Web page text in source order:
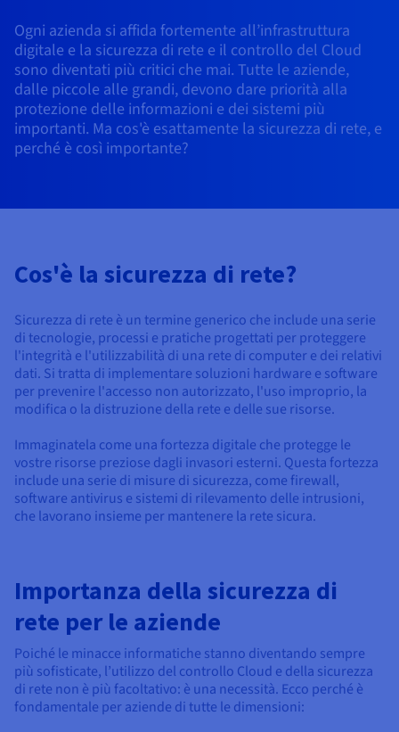
Quantum
Sicurezza
Operazioni
Region
Roadmap & Changelog
DISTRIBUIRE IL TRAFFICO
Load Balancer
Tariffe
Roadmap & Changelog
AI Endpoints - Bases API
AI Endpoints - Batch API
GPUS
Nvidia L40S
Nvidia L4
Tutte le GPU →
Tariffe
Disponibilità per Region
Documentazione
Roadmap & Changelog
Managed HSM
Dedicated HSM
Infrastruttura anti-DDoS
Disponibilità per Region
Disponibilità per Region
Documentazione
Roadmap & Changelog
MCP Server
Tariffe
Disponibilità per Region
Documentazione
Guide e documentazione
Conformità e certificazioni
Roadmap & Changelog
HYCU for OVHcloud
SAP HANA ON OVHCLOUD
SAP HANA on Bare Metal
SAP HANA on Private Cloud
Tariffe
Database gestiti
Containers & Orchestration
Logs & Metrics
Roadmap & Changelog
Cloud Store
Cloud Native
AI & HPC
IAM & Tenant Management
Governance & Quotas
Roadmap & Changelog
OVHcloud Connect
CDN Infrastructure
BGP Services
Infrastruttura anti-DDoS
SSL Gateway
Documentazione
Guide e documentazione
Roadmap e Changelog
Rivenditori
UTILIZZI
Resilienza e AZ
Virtualizzazione e containerizzazione
Tariffe
OS e licenze
Documentazione
Rivenditori
Tutti gli utilizzi
CDN Infrastructure
BGP Services
PROTEZIONE E SICUREZZA
Game DDoS Protection
Documentazione
Roadmap & Changelog
Database aggiuntivi
Opzione Certificati SSL
Opzione CDN
Come creare un sito Web?
Creare un e-commerce
Documentazione
Ogni azienda si affida fortemente all’infrastruttura
digitale e la sicurezza di rete e il controllo del Cloud
sono diventati più critici che mai. Tutte le aziende,
dalle piccole alle grandi, devono dare priorità alla
protezione delle informazioni e dei sistemi più
importanti. Ma cos'è esattamente la sicurezza di rete, e
perché è così importante?
Cos'è la sicurezza di rete?
Sicurezza di rete è un termine generico che include una serie
di tecnologie, processi e pratiche progettati per proteggere
l'integrità e l'utilizzabilità di una rete di computer e dei relativi
dati. Si tratta di implementare soluzioni hardware e software
per prevenire l'accesso non autorizzato, l'uso improprio, la
modifica o la distruzione della rete e delle sue risorse.
Immaginatela come una fortezza digitale che protegge le
vostre risorse preziose dagli invasori esterni. Questa fortezza
include una serie di misure di sicurezza, come firewall,
software antivirus e sistemi di rilevamento delle intrusioni,
che lavorano insieme per mantenere la rete sicura.
Importanza della sicurezza di
rete per le aziende
Poiché le minacce informatiche stanno diventando sempre
più sofisticate, l’utilizzo del controllo Cloud e della sicurezza
di rete non è più facoltativo: è una necessità. Ecco perché è
fondamentale per aziende di tutte le dimensioni: